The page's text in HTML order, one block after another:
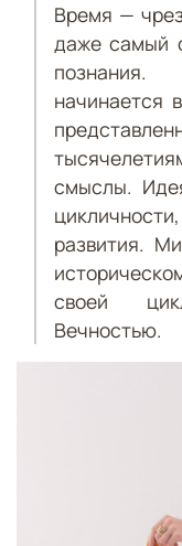
Время —
даже самый
познания.
начинается
смыслы.
развития.
своей
Вечностью.